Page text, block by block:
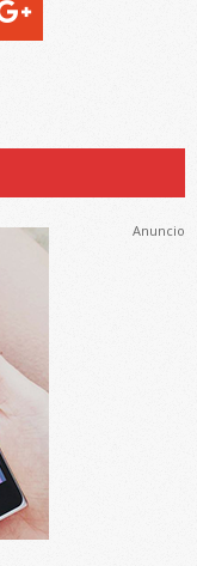
Anuncio